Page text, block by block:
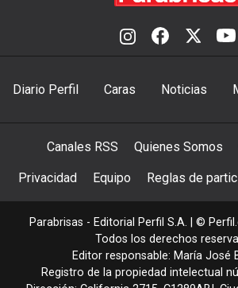
Diario Perfil Caras Noticias
Canales RSS Quienes Somos
Privacidad Equipo Reglas de
Parabrisas - Editorial Perfil S.A. | ©
Todos los derechos
Editor responsable: María José
Registro de la propiedad intelectual